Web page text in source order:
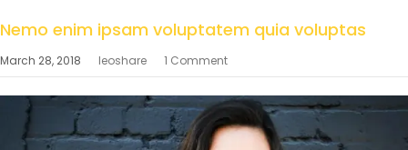
Nemo enim ipsam voluptatem quia voluptas
March 28, 2018 leoshare 1 Comment